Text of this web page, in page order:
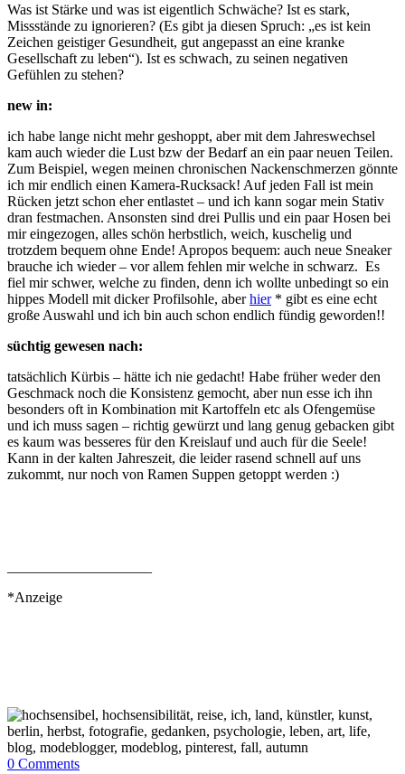
Was ist Stärke und was ist eigentlich Schwäche? Ist es stark,
Missstände zu ignorieren? (Es gibt ja diesen Spruch: „es ist kein
Zeichen geistiger Gesundheit, gut angepasst an eine kranke
Gesellschaft zu leben“). Ist es schwach, zu seinen negativen
Gefühlen zu stehen?
new in:
ich habe lange nicht mehr geshoppt, aber mit dem Jahreswechsel
kam auch wieder die Lust bzw der Bedarf an ein paar neuen Teilen.
Zum Beispiel, wegen meinen chronischen Nackenschmerzen gönnte
ich mir endlich einen Kamera-Rucksack! Auf jeden Fall ist mein
Rücken jetzt schon eher entlastet – und ich kann sogar mein Stativ
dran festmachen. Ansonsten sind drei Pullis und ein paar Hosen bei
mir eingezogen, alles schön herbstlich, weich, kuschelig und
trotzdem bequem ohne Ende! Apropos bequem: auch neue Sneaker
brauche ich wieder – vor allem fehlen mir welche in schwarz. Es
fiel mir schwer, welche zu finden, denn ich wollte unbedingt so ein
hippes Modell mit dicker Profilsohle, aberhier* gibt es eine echt
große Auswahl und ich bin auch schon endlich fündig geworden!!
süchtig gewesen nach:
tatsächlich Kürbis – hätte ich nie gedacht! Habe früher weder den
Geschmack noch die Konsistenz gemocht, aber nun esse ich ihn
besonders oft in Kombination mit Kartoffeln etc als Ofengemüse
und ich muss sagen – richtig gewürzt und lang genug gebacken gibt
es kaum was besseres für den Kreislauf und auch für die Seele!
Kann in der kalten Jahreszeit, die leider rasend schnell auf uns
zukommt, nur noch von Ramen Suppen getoppt werden :)
*Anzeige
0 Comments